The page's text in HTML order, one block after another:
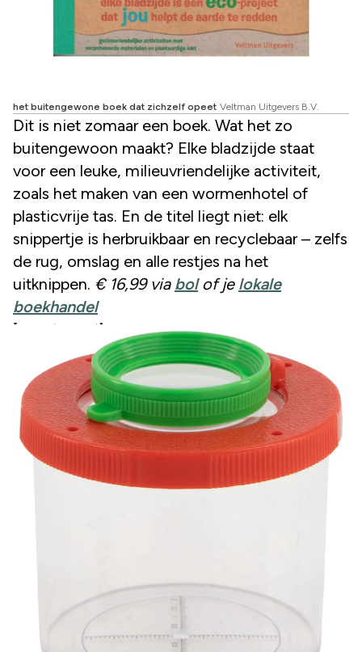
het buitengewone boek dat zichzelf opeet Veltman Uitgevers B.V.
Dit is niet zomaar een boek. Wat het zo
buitengewoon maakt? Elke bladzijde staat
voor een leuke, milieuvriendelijke activiteit,
zoals het maken van een wormenhotel of
plasticvrije tas. En de titel liegt niet: elk
snippertje is herbruikbaar en recyclebaar – zelfs
de rug, omslag en alle restjes na het
uitknippen. € 16,99 via bolof je lokale
boekhandel
Insectenpotje